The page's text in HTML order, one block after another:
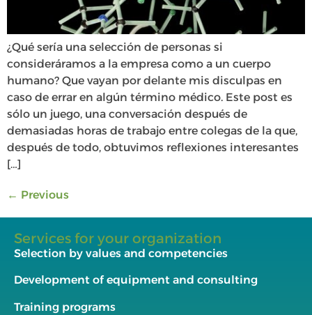
¿Qué sería una selección de personas si
consideráramos a la empresa como a un cuerpo
humano? Que vayan por delante mis disculpas en
caso de errar en algún término médico. Este post es
sólo un juego, una conversación después de
demasiadas horas de trabajo entre colegas de la que,
después de todo, obtuvimos reflexiones interesantes
[…]
← Previous
Services for your organization
Selection by values and competencies
Development of equipment and consulting
Training programs